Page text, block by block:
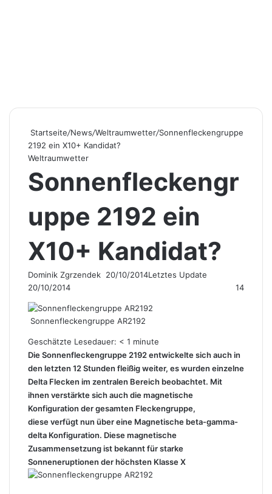
Startseite/News/Weltraumwetter/Sonnenfleckengruppe
2192 ein X10+ Kandidat?
Weltraumwetter
Sonnenfleckengr
uppe 2192 ein
X10+ Kandidat?
Dominik Zgrzendek F
l
o
w
o
20/10/2014Letztes Update
20/10/2014
14
Sonnenfleckengruppe AR2192
Geschätzte Lesedauer: < 1 minute
Die Sonnenfleckengruppe 2192 entwickelte sich auch in
den letzten 12 Stunden fleißig weiter, es wurden einzelne
Delta Flecken im zentralen Bereich beobachtet. Mit
ihnen verstärkte sich auch die magnetische
Konfiguration der gesamten Fleckengruppe,
diese verfügt nun über eine Magnetische beta-gamma-
delta Konfiguration. Diese magnetische
Zusammensetzung ist bekannt für starke
Sonneneruptionen der höchsten Klasse X